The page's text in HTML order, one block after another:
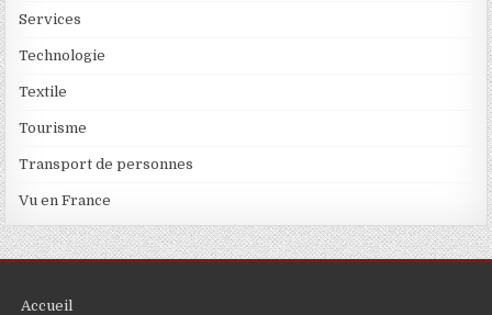
Services
Technologie
Textile
Tourisme
Transport de personnes
Vu en France
Accueil